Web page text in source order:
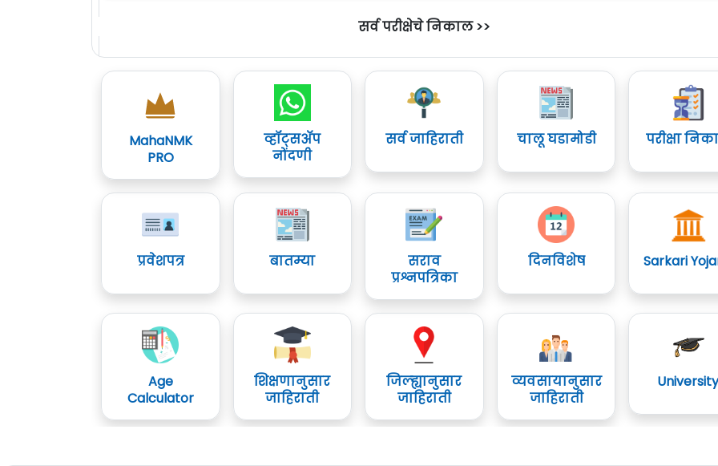
सर्व परीक्षेचे निकाल >>
MahaNMK
PRO
व्हॉट्सॲप
नोंदणी
सर्व जाहिराती चालू घडामोडी परीक्षा
प्रवेशपत्र बातम्या
सराव
प्रश्नपत्रिका
दिनविशेष Sarkari
Age
Calculator
शिक्षणानुसार
जाहिराती
जिल्ह्यानुसार
जाहिराती
व्यवसायानुसार
जाहिराती